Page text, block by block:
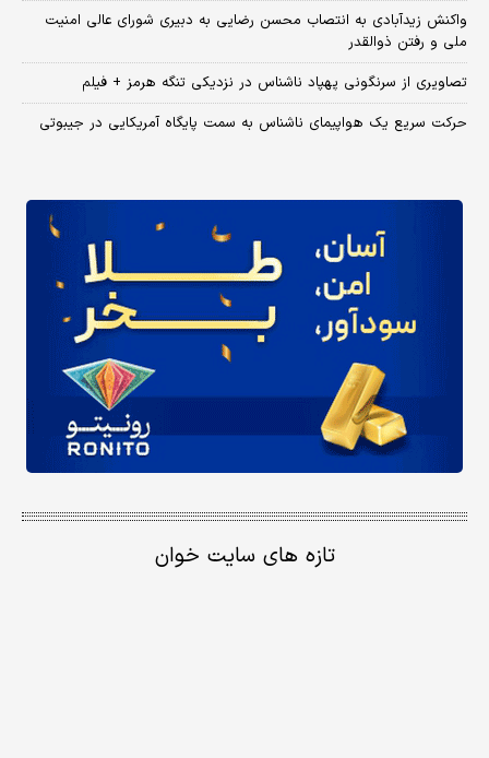
واکنش زیدآبادی به انتصاب محسن رضایی به دبیری شورای عالی امنیت
ملی و رفتن ذوالقدر
تصاویری از سرنگونی پهپاد ناشناس در نزدیکی تنگه هرمز + فیلم
حرکت سریع یک هواپیمای ناشناس به سمت پایگاه آمریکایی در جیبوتی
تازه های سایت خوان